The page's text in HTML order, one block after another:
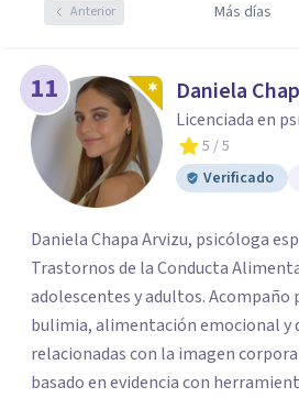
Anterior Más días
11 Daniela
Licenciada en
5 / 5
Verificado
Daniela Chapa Arvizu, psicóloga
Trastornos de la Conducta
adolescentes y adultos. Acompaño
bulimia, alimentación emocional y
relacionadas con la imagen
basado en evidencia con